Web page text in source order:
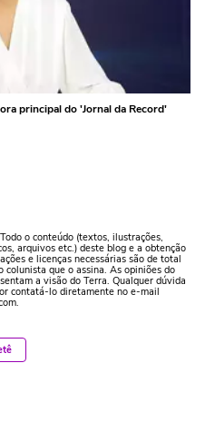
principal do 'Jornal da Record'
o conteúdo (textos, ilustrações,
arquivos etc.) deste blog e a obtenção
e licenças necessárias são de total
colunista que o assina. As opiniões do
a visão do Terra. Qualquer dúvida
contatá-lo diretamente no e-mail